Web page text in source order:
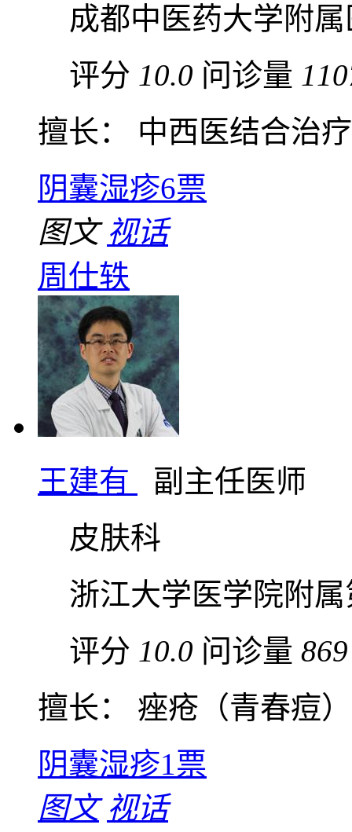
成都中医药大学附
评分 10.0 问诊量
擅长： 中西医结合治
阴囊湿疹6票
图文 视话
周仕轶
王建有
副主任医师
皮肤科
浙江大学医学院附
评分 10.0 问诊量 869
擅长： 痤疮（青春痘
阴囊湿疹1票
图文 视话